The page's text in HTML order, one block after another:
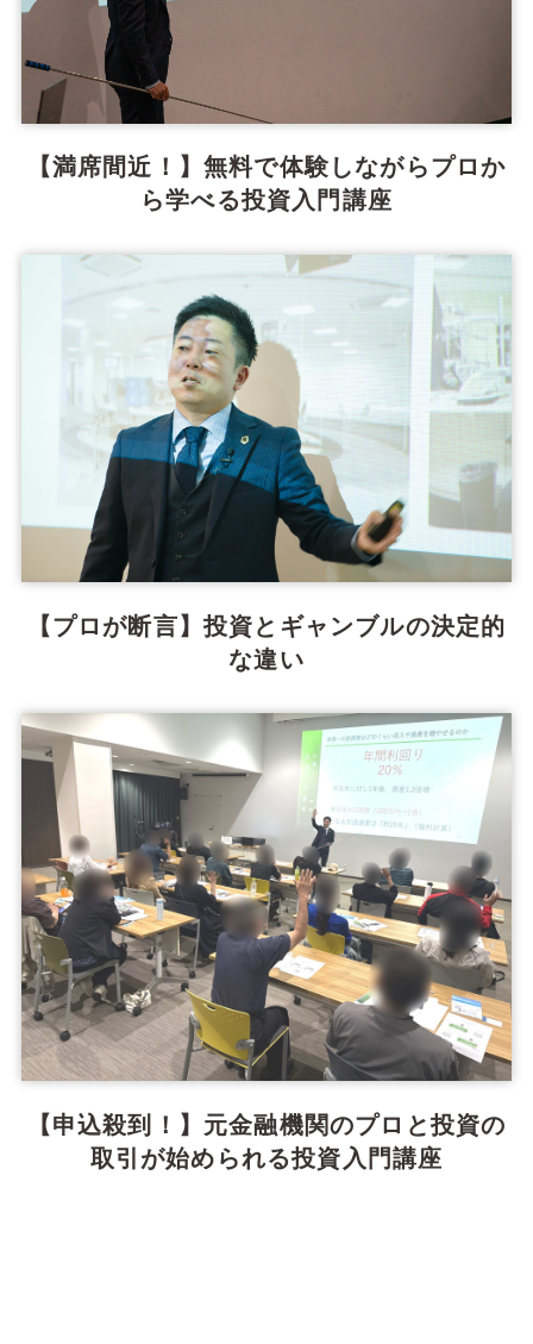
【満席間近！】無料で体験しながらプロか
ら学べる投資入門講座
【プロが断言】投資とギャンブルの決定的
な違い
【申込殺到！】元金融機関のプロと投資の
取引が始められる投資入門講座